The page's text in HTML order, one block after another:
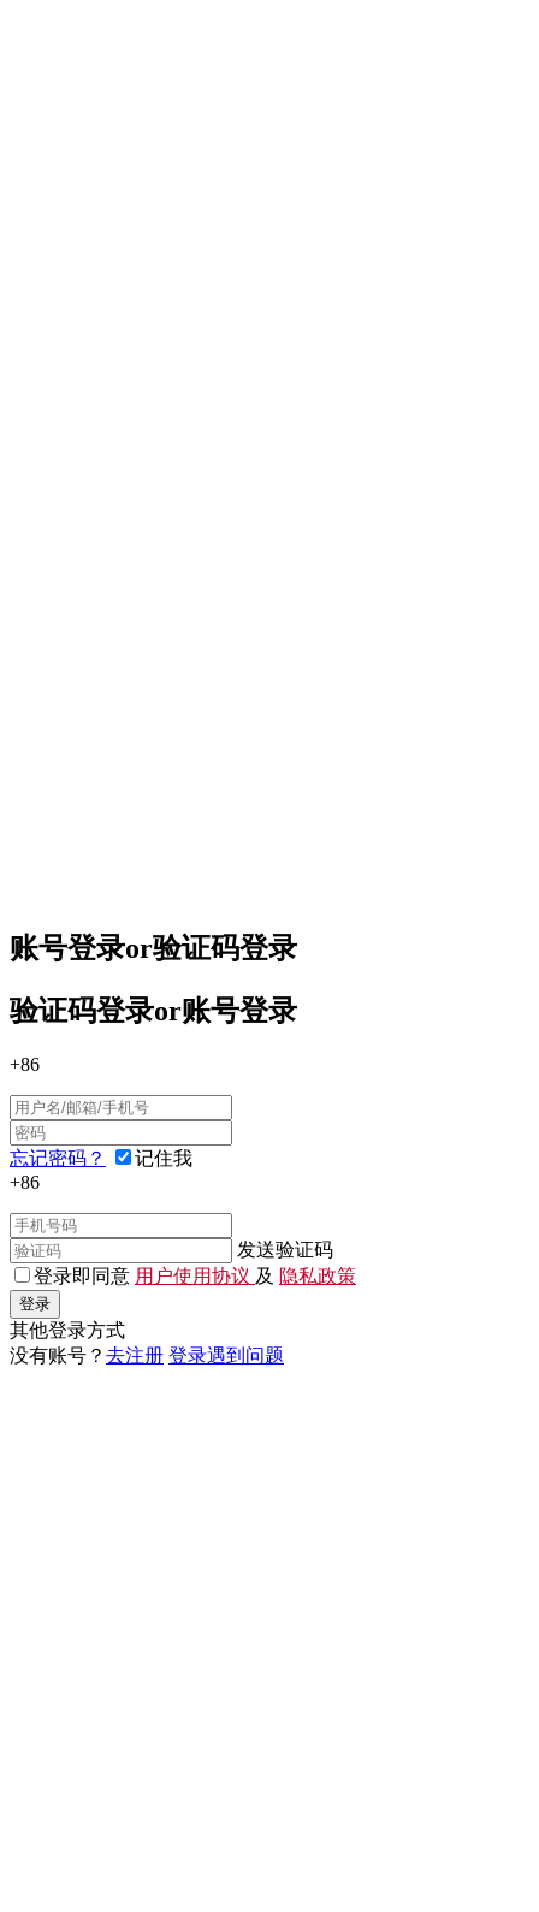
账号登录or验证码登录
验证码登录or账号登录
+86
忘记密码？
记住我
+86
发送验证码
登录即同意 用户使用协议 及 隐私政策
登录
其他登录方式
没有账号？ 去注册 登录遇到问题